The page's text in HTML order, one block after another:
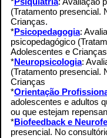
(Tratamento presencial.
Crianças.
*Psicopedagogia:
psicopedagógico
Adolescentes e
*Neuropsicologia:
(Tratamento presencial.
Crianças
*Orientação
adolescentes e adultos
ou que estejam
*Biofeedback e
presencial. No